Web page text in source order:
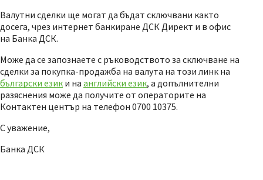
Валутни сделки ще могат да бъдат сключвани както
досега, чрез интернет банкиране ДСК Директ и в офис
на Банка ДСК.
Може да се запознаете с ръководството за сключване на
сделки за покупка-продажба на валута на този линк на
български език и на английски език, а допълнителни
разяснения може да получите от операторите на
Контактен център на телефон 0700 10375.
С уважение,
Банка ДСК